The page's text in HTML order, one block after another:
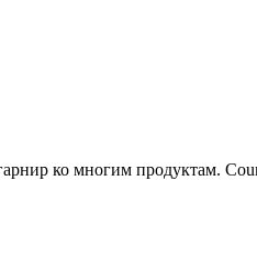
ко многим продуктам.